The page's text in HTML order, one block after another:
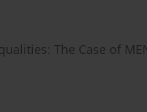
The Case of